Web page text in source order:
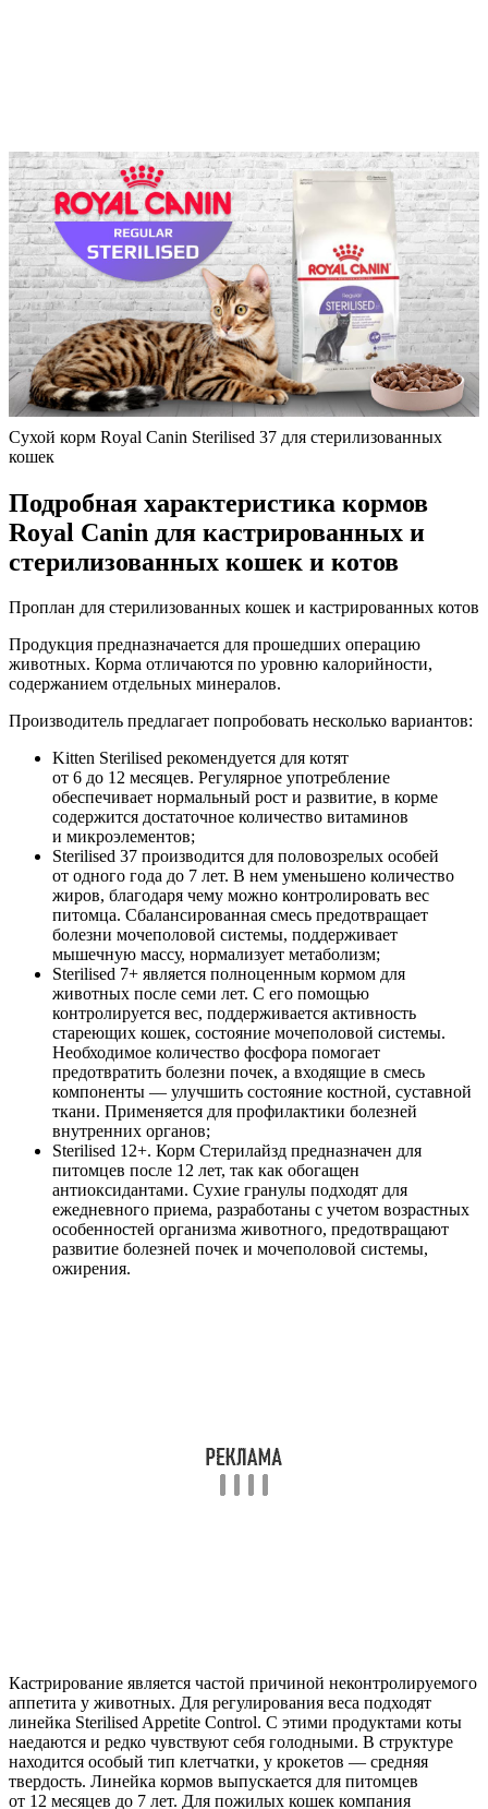
Сухой корм Royal Canin Sterilised 37 для стерилизованных
кошек
Подробная характеристика кормов
Royal Canin для кастрированных и
стерилизованных кошек и котов
Проплан для стерилизованных кошек и кастрированных котов
Продукция предназначается для прошедших операцию
животных. Корма отличаются по уровню калорийности,
содержанием отдельных минералов.
Производитель предлагает попробовать несколько вариантов:
Kitten Sterilised рекомендуется для котят
от 6 до 12 месяцев. Регулярное употребление
обеспечивает нормальный рост и развитие, в корме
содержится достаточное количество витаминов
и микроэлементов;
Sterilised 37 производится для половозрелых особей
от одного года до 7 лет. В нем уменьшено количество
жиров, благодаря чему можно контролировать вес
питомца. Сбалансированная смесь предотвращает
болезни мочеполовой системы, поддерживает
мышечную массу, нормализует метаболизм;
Sterilised 7+ является полноценным кормом для
животных после семи лет. С его помощью
контролируется вес, поддерживается активность
стареющих кошек, состояние мочеполовой системы.
Необходимое количество фосфора помогает
предотвратить болезни почек, а входящие в смесь
компоненты — улучшить состояние костной, суставной
ткани. Применяется для профилактики болезней
внутренних органов;
Sterilised 12+. Корм Стерилайзд предназначен для
питомцев после 12 лет, так как обогащен
антиоксидантами. Сухие гранулы подходят для
ежедневного приема, разработаны с учетом возрастных
особенностей организма животного, предотвращают
развитие болезней почек и мочеполовой системы,
ожирения.
Кастрирование является частой причиной неконтролируемого
аппетита у животных. Для регулирования веса подходят
линейка Sterilised Appetite Control. С этими продуктами коты
наедаются и редко чувствуют себя голодными. В структуре
находится особый тип клетчатки, у крокетов — средняя
твердость. Линейка кормов выпускается для питомцев
от 12 месяцев до 7 лет. Для пожилых кошек компания